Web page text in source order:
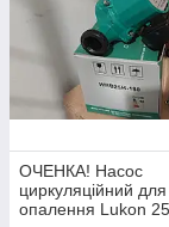
ОЧЕНКА! Насос
циркуляційний
опалення Lukon